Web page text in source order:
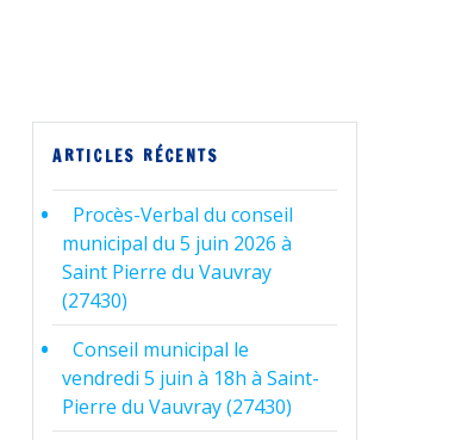
ARTICLES RÉCENTS
Procès-Verbal du conseil
municipal du 5 juin 2026 à
Saint Pierre du Vauvray
(27430)
Conseil municipal le
vendredi 5 juin à 18h à Saint-
Pierre du Vauvray (27430)